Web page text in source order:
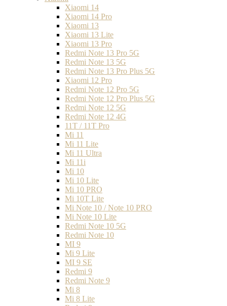
Xiaomi 14
Xiaomi 14 Pro
Xiaomi 13
Xiaomi 13 Lite
Xiaomi 13 Pro
Redmi Note 13 Pro 5G
Redmi Note 13 5G
Redmi Note 13 Pro Plus 5G
Xiaomi 12 Pro
Redmi Note 12 Pro 5G
Redmi Note 12 Pro Plus 5G
Redmi Note 12 5G
Redmi Note 12 4G
11T / 11T Pro
Mi 11
Mi 11 Lite
Mi 11 Ultra
Mi 11i
Mi 10
Mi 10 Lite
Mi 10 PRO
Mi 10T Lite
Mi Note 10 / Note 10 PRO
Mi Note 10 Lite
Redmi Note 10 5G
Redmi Note 10
MI 9
Mi 9 Lite
MI 9 SE
Redmi 9
Redmi Note 9
Mi 8
Mi 8 Lite